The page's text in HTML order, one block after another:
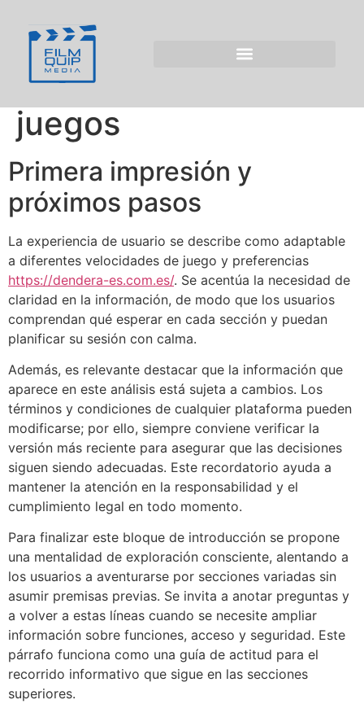
2026: guía completa
de características y
juegos
Primera impresión y
próximos pasos
La experiencia de usuario se describe como adaptable
a diferentes velocidades de juego y preferencias
https://dendera-es.com.es/. Se acentúa la necesidad de
claridad en la información, de modo que los usuarios
comprendan qué esperar en cada sección y puedan
planificar su sesión con calma.
Además, es relevante destacar que la información que
aparece en este análisis está sujeta a cambios. Los
términos y condiciones de cualquier plataforma pueden
modificarse; por ello, siempre conviene verificar la
versión más reciente para asegurar que las decisiones
siguen siendo adecuadas. Este recordatorio ayuda a
mantener la atención en la responsabilidad y el
cumplimiento legal en todo momento.
Para finalizar este bloque de introducción se propone
una mentalidad de exploración consciente, alentando a
los usuarios a aventurarse por secciones variadas sin
asumir premisas previas. Se invita a anotar preguntas y
a volver a estas líneas cuando se necesite ampliar
información sobre funciones, acceso y seguridad. Este
párrafo funciona como una guía de actitud para el
recorrido informativo que sigue en las secciones
superiores.